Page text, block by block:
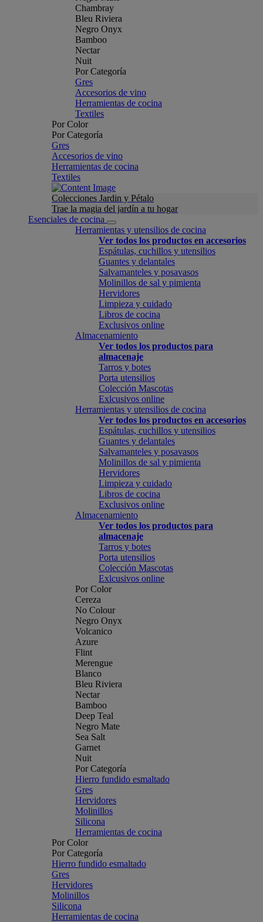
Chambray
Bleu Riviera
Negro Onyx
Bamboo
Nectar
Nuit
Por Categoría
Gres
Accesorios de vino
Herramientas de cocina
Textiles
Por Color
Por Categoría
Gres
Accesorios de vino
Herramientas de cocina
Textiles
Colecciones Jardin y Pétalo
Trae la magia del jardín a tu hogar
Esenciales de cocina
Herramientas y utensilios de cocina
Ver todos los productos en accesorios
Espátulas, cuchillos y utensilios
Guantes y delantales
Salvamanteles y posavasos
Molinillos de sal y pimienta
Hervidores
Limpieza y cuidado
Libros de cocina
Exclusivos online
Almacenamiento
Ver todos los productos para
almacenaje
Tarros y botes
Porta utensilios
Colección Mascotas
Exlcusivos online
Herramientas y utensilios de cocina
Ver todos los productos en accesorios
Espátulas, cuchillos y utensilios
Guantes y delantales
Salvamanteles y posavasos
Molinillos de sal y pimienta
Hervidores
Limpieza y cuidado
Libros de cocina
Exclusivos online
Almacenamiento
Ver todos los productos para
almacenaje
Tarros y botes
Porta utensilios
Colección Mascotas
Exlcusivos online
Por Color
Cereza
No Colour
Negro Onyx
Volcanico
Azure
Flint
Merengue
Blanco
Bleu Riviera
Nectar
Bamboo
Deep Teal
Negro Mate
Sea Salt
Garnet
Nuit
Por Categoría
Hierro fundido esmaltado
Gres
Hervidores
Molinillos
Silicona
Herramientas de cocina
Por Color
Por Categoría
Hierro fundido esmaltado
Gres
Hervidores
Molinillos
Silicona
Herramientas de cocina